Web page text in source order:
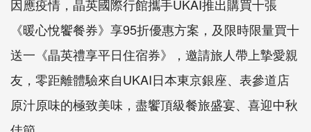
因應疫情，晶英國際行館攜手UKAI推出購買十張
《暖心悅饗餐券》享95折優惠方案，及限時限量買十
送一《晶英禮享平日住宿券》，邀請旅人帶上摯愛親
友，零距離體驗來自UKAI日本東京銀座、表參道店
原汁原味的極致美味，盡饗頂級餐旅盛宴、喜迎中秋